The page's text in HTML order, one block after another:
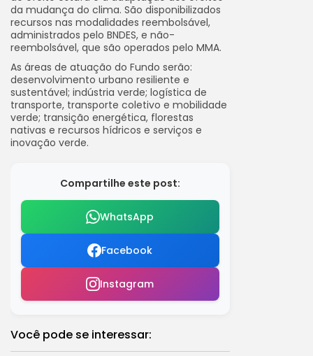
da mudança do clima. São disponibilizados
recursos nas modalidades reembolsável,
administrados pelo BNDES, e não-
reembolsável, que são operados pelo MMA.
As áreas de atuação do Fundo serão:
desenvolvimento urbano resiliente e
sustentável; indústria verde; logística de
transporte, transporte coletivo e mobilidade
verde; transição energética, florestas
nativas e recursos hídricos e serviços e
inovação verde.
Compartilhe este post:
WhatsApp
Facebook
Instagram
Você pode se interessar: